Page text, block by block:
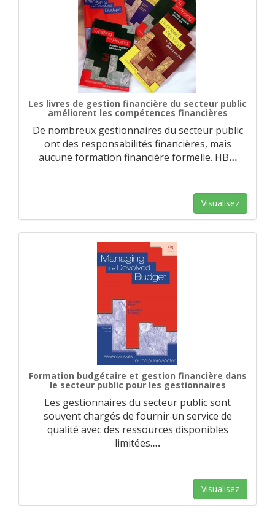
Les livres de gestion financière du secteur public
améliorent les compétences financières
De nombreux gestionnaires du secteur public
ont des responsabilités financières, mais
aucune formation financière formelle. HB…
Visualisez
Formation budgétaire et gestion financière dans
le secteur public pour les gestionnaires
Les gestionnaires du secteur public sont
souvent chargés de fournir un service de
qualité avec des ressources disponibles
limitées.…
Visualisez